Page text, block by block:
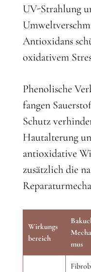
UV-Strahlung
Antioxidans
oxidativem
Phenolische
fangen
Schutz
Hautalterung
antioxidative
zusätzlich die
Wirkungs
bereich
mus